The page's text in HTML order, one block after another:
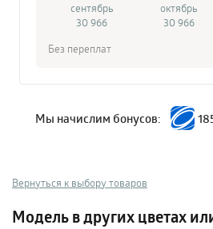
сентябрь
30 966
октябрь
30 966
Без переплат
Мы начислим бонусов:
Вернуться к выбору товаров
Модель в других цветах